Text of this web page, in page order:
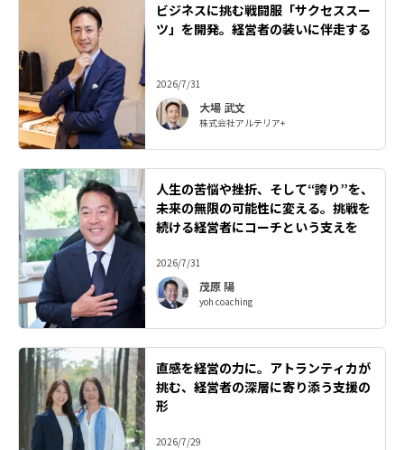
ビジネスに挑む戦闘服「サクセススー
ツ」を開発。経営者の装いに伴走する
2026/7/31
大場 武文
株式会社アルテリア+
人生の苦悩や挫折、そして“誇り”を、
未来の無限の可能性に変える。挑戦を
続ける経営者にコーチという支えを
2026/7/31
茂原 陽
yoh coaching
直感を経営の力に。アトランティカが
挑む、経営者の深層に寄り添う支援の
形
2026/7/29